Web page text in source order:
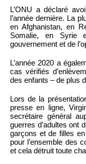
L’ONU a déclaré
l’année dernière. La
en Afghanistan, en
Somalie, en Syrie
gouvernement et de
L’année 2020 a
cas vérifiés
des enfants – de plus
Lors de la
presse en ligne,
secrétaire général
guerres d’adultes ont
garçons et de filles
pour l’ensemble des
et cela détruit toute